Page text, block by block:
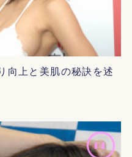
向上と美肌の秘訣を述